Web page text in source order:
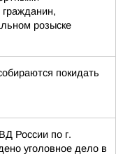
розыске
покидать
России по г.
уголовное дело в